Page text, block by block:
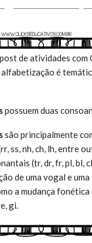
de atividades com
é
possuem duas
são principalmente
ss, nh, ch, lh, entre
(tr, dr, fr, pl, bl,
de uma vogal e
a mudança
gi.